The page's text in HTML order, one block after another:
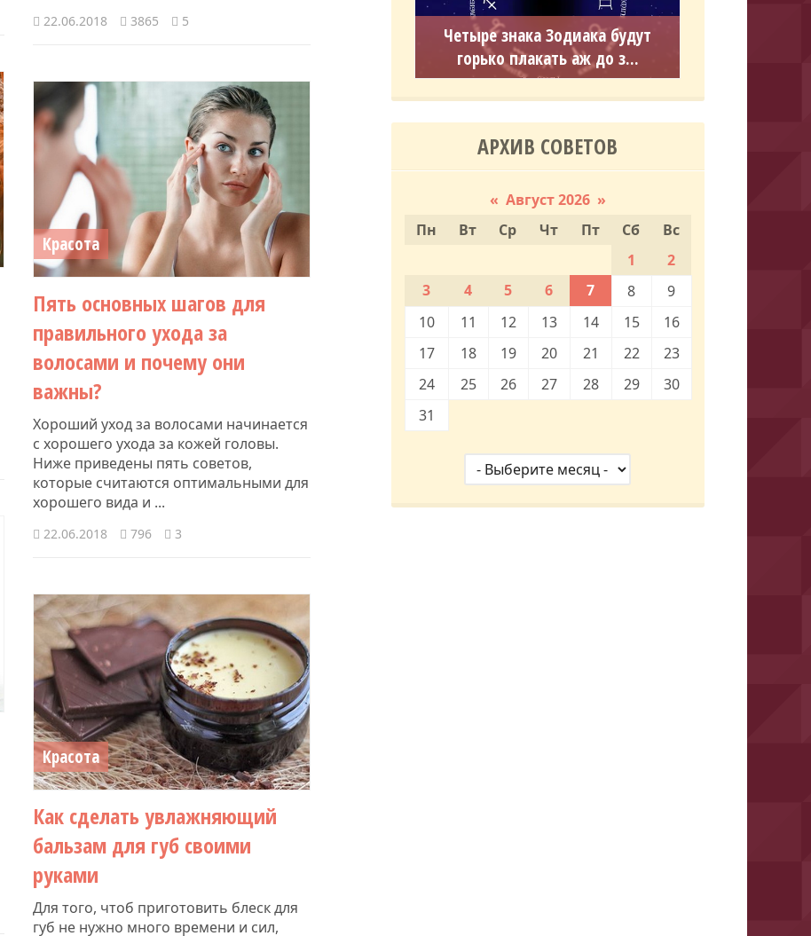
22.06.2018 3865 5
Красота
Пять основных шагов для
правильного ухода за
волосами и почему они
важны?
Хороший уход за волосами начинается
с хорошего ухода за кожей головы.
Ниже приведены пять советов,
которые считаются оптимальными для
хорошего вида и ...
22.06.2018 796 3
Красота
Как сделать увлажняющий
бальзам для губ своими
руками
Для того, чтоб приготовить блеск для
губ не нужно много времени и сил,
Четыре знака Зодиака будут
горько плакать аж до з...
АРХИВ СОВЕТОВ
« Август 2026 »
Пн
Вт Ср Чт Пт Сб
Вс
1
2
3
4 5 6 7 8
9
10
11 12 13 14 15
16
17
18 19 20 21 22
23
24
25 26 27 28 29
30
31